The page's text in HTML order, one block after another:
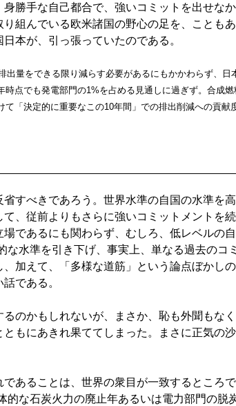
勝手な自己都合で、強いコミットを出せな
組んでいる欧米諸国の野心の足を、ことも
本が、引っ張っていたのである。
量をできる限り減らす必要があるにもかかわらず、日
点でも発電部門の1%を占める見通しに過ぎず。合成燃
「決定的に重要なこの10年間」での排出削減への貢献
すべきであろう。世界水準の自国の水準を
、従前よりもさらに強いコミットメントを続
であるにも関わらず、むしろ、低レベルの
水準を引き下げ、事実上、単なる過去のコミ
加えて、「多様な道筋」という論点ぼかし
である。
のかもしれないが、まさか、恥も外聞もなく
もにあきれ果ててしまった。まさに正気の
あることは、世界の衆目が一致するところ
的な石炭火力の廃止年あるいは電力部門の脱